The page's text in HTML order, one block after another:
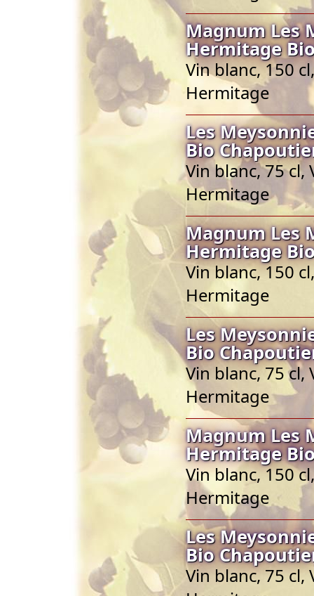
Magnum Les
Hermitage
Vin blanc, 150
Hermitage
Les
Bio
Vin blanc, 75 cl,
Hermitage
Magnum Les
Hermitage
Vin blanc, 150
Hermitage
Les
Bio
Vin blanc, 75 cl,
Hermitage
Magnum Les
Hermitage
Vin blanc, 150
Hermitage
Les
Bio
Vin blanc, 75 cl,